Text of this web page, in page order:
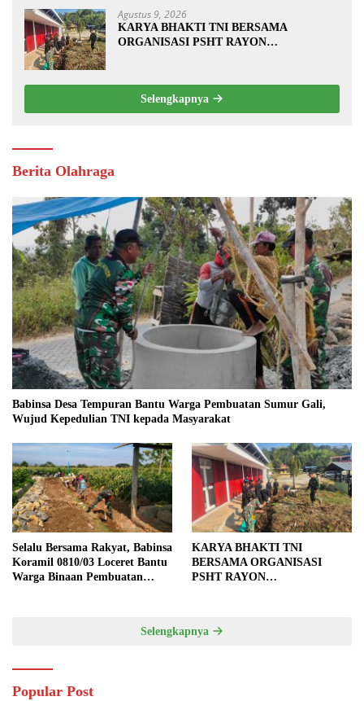
Agustus 9, 2026
KARYA BHAKTI TNI BERSAMA
ORGANISASI PSHT RAYON
KEMANUNGGALAN TNI-RAKYAT
Selengkapnya
Berita Olahraga
Babinsa Desa Tempuran Bantu Warga Pembuatan Sumur Gali,
Wujud Kepedulian TNI kepada Masyarakat
Selalu Bersama Rakyat, Babinsa
Koramil 0810/03 Loceret Bantu
Warga Binaan Pembuatan
KARYA BHAKTI TNI
BERSAMA ORGANISASI
PSHT RAYON
KEMANUNGGALAN TNI-
Selengkapnya
Popular Post